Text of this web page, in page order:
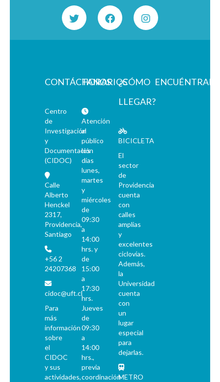
CONTÁCTANOS
Centro
de
Investigación
y
Documentación
(CIDOC)
Calle
Alberto
Henckel
2317,
Providencia,
Santiago
+56 2
24207368
cidoc@uft.cl
Para
más
información
sobre
el
CIDOC
y sus
actividades,
HORARIOS
Atención
al
público
los
días
lunes,
martes
y
miércoles
de
09:30
a
14:00
hrs. y
de
15:00
a
17:30
hrs.
Jueves
de
09:30
a
14:00
hrs.,
previa
coordinación
¿CÓMO
LLEGAR?
BICICLETA
El
sector
de
Providencia
cuenta
con
calles
amplias
y
excelentes
ciclovías.
Además,
la
Universidad
cuenta
con
un
lugar
especial
para
dejarlas.
METRO